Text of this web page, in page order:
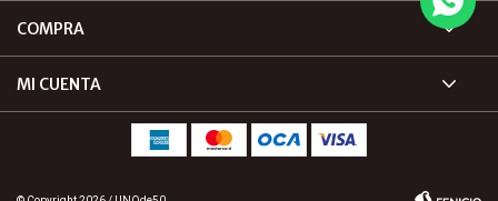
COMPRA
MI CUENTA